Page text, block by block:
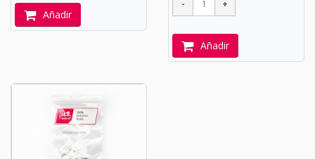
Añadir
Añadir